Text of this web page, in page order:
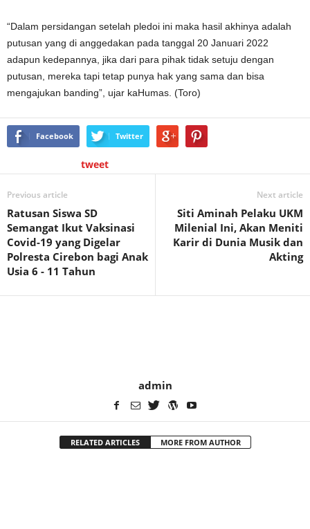
“Dalam persidangan setelah pledoi ini maka hasil akhinya adalah
putusan yang di anggedakan pada tanggal 20 Januari 2022
adapun kedepannya, jika dari para pihak tidak setuju dengan
putusan, mereka tapi tetap punya hak yang sama dan bisa
mengajukan banding”, ujar kaHumas. (Toro)
Facebook Twitter
tweet
Previous article
Ratusan Siswa SD
Semangat Ikut Vaksinasi
Covid-19 yang Digelar
Polresta Cirebon bagi Anak
Usia 6 - 11 Tahun
Next article
Siti Aminah Pelaku UKM
Milenial Ini, Akan Meniti
Karir di Dunia Musik dan
Akting
admin
RELATED ARTICLES MORE FROM AUTHOR